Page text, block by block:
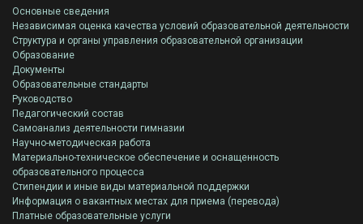
Основные сведения
Независимая оценка качества условий образовательной деятельности
Структура и органы управления образовательной организации
Образование
Документы
Образовательные стандарты
Руководство
Педагогический состав
Самоанализ деятельности гимназии
Научно-методическая работа
Материально-техническое обеспечение и оснащенность
образовательного процесса
Стипендии и иные виды материальной поддержки
Информация о вакантных местах для приема (перевода)
Платные образовательные услуги